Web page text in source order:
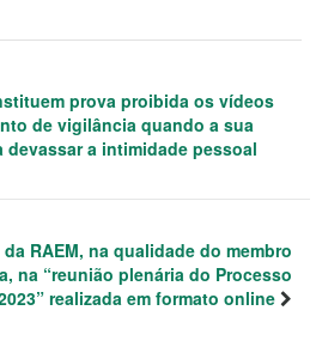
prova proibida os vídeos
de vigilância quando a sua
devassar a intimidade pessoal
RAEM, na qualidade do membro
na “reunião plenária do Processo
realizada em formato online